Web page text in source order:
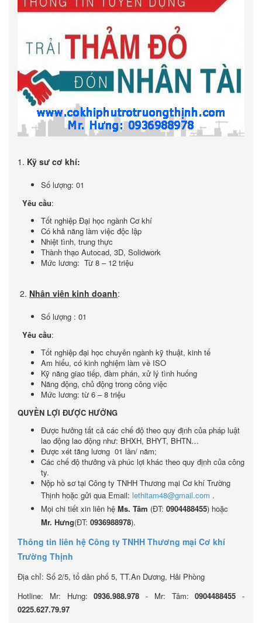
1. Kỹ sư cơ khí:
Số lượng: 01
Yêu cầu:
Tốt nghiệp Đại học ngành Cơ khí
Có khả năng làm việc độc lập
Nhiệt tình, trung thực
Thành thạo Autocad, 3D, Solidwork
Mức lương: Từ 8 – 12 triệu
2. Nhân viên kinh doanh:
Số lượng : 01
Yêu cầu:
Tốt nghiệp đại học chuyên ngành kỹ thuật, kinh tế
Am hiểu, có kinh nghiệm làm về ISO
Kỹ năng giao tiếp, đàm phán, xử lý tình huống
Năng động, chủ động trong công việc
Mức lương: từ 6 – 8 triệu
QUYỀN LỢI ĐƯỢC HƯỞNG
Được hưởng tất cả các chế độ theo quy định của pháp luật
lao động lao động như: BHXH, BHYT, BHTN…
Được xét tăng lương 01 lần/ năm;
Các chế độ thưởng và phúc lợi khác theo quy định của công
ty.
Nộp hồ sơ tại Công ty TNHH Thương mại Cơ khí Trường
Thịnh hoặc gửi qua Email: lethitam48@gmail.com .
Mọi chi tiết xin liên hệ Ms. Tâm (ĐT: 0904488455) hoặc
Mr. Hưng(ĐT: 0936988978).
Thông tin liên hệ Công ty TNHH Thương mại Cơ khí
Trường Thịnh
Địa chỉ: Số 2/5, tổ dân phố 5, TT.An Dương, Hải Phòng
Hotline: Mr: Hưng:0936.988.978 - Mr: Tâm:0904488455 -
0225.627.79.97